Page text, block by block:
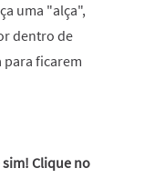
uma "alça",
dentro de
para ficarem
Clique no